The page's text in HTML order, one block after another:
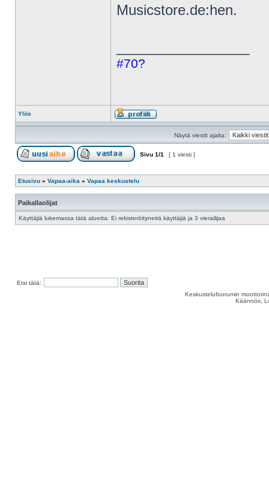
Musicstore.de:hen.
#70?
Ylös
Näytä viestit ajalta:
Sivu 1/1 [ 1 viesti ]
Etusivu » Vapaa-aika » Vapaa keskustelu
Paikallaolijat
Käyttäjiä lukemassa tätä aluetta: Ei rekisteröityneitä käyttäjiä ja 3 vierailijaa
Etsi tätä:
Keskustelufoorumin
Käännös,